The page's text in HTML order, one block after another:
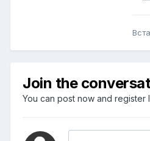
Join the
You can post now and register